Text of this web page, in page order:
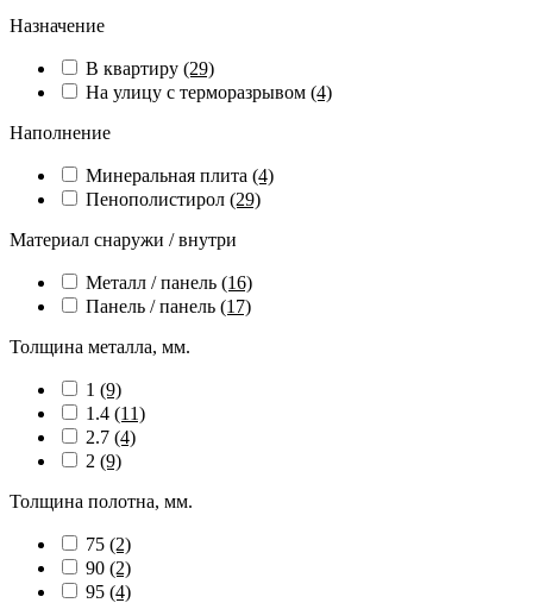
Назначение
В квартиру (29)
На улицу с терморазрывом (4)
Наполнение
Минеральная плита (4)
Пенополистирол (29)
Материал снаружи / внутри
Металл / панель (16)
Панель / панель (17)
Толщина металла, мм.
1 (9)
1.4 (11)
2.7 (4)
2 (9)
Толщина полотна, мм.
75 (2)
90 (2)
95 (4)